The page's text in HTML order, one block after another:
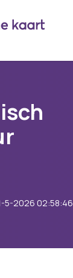
5-2026 02:58:46